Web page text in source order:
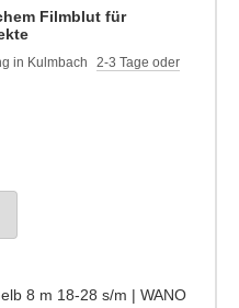
Filmblut für
2-3 Tage oder